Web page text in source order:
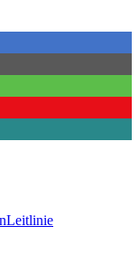
Leitlinie